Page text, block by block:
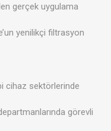
gerçek uygulama
yenilikçi filtrasyon
cihaz sektörlerinde
görevli